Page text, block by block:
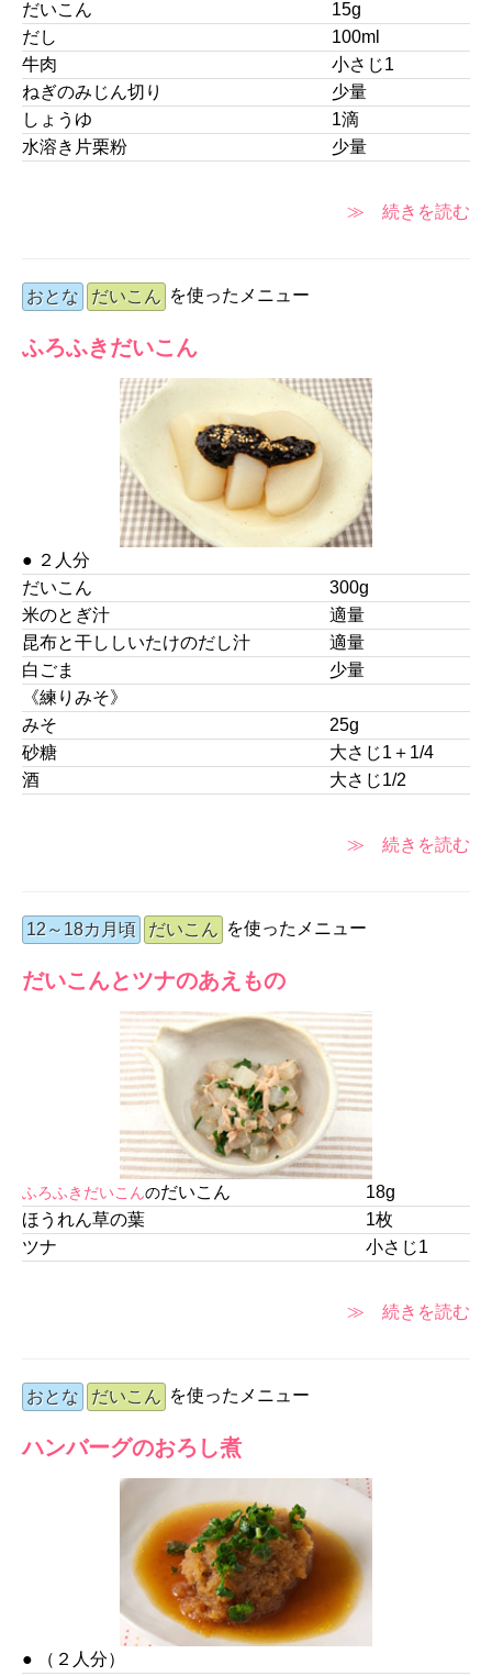
だいこん
15g
だし
100ml
牛肉
小さじ1
ねぎのみじん切り
少量
しょうゆ
1滴
水溶き片栗粉
少量
≫ 続きを読む
おとな だいこん を使ったメニュー
ふろふきだいこん
● ２人分
だいこん
300g
米のとぎ汁
適量
昆布と干ししいたけのだし汁
適量
白ごま
少量
《練りみそ》
みそ
25g
砂糖
大さじ1＋1/4
酒
大さじ1/2
≫ 続きを読む
12～18カ月頃 だいこん を使ったメニュー
だいこんとツナのあえもの
ふろふきだいこんのだいこん
18g
ほうれん草の葉
1枚
ツナ
小さじ1
≫ 続きを読む
おとな だいこん を使ったメニュー
ハンバーグのおろし煮
● （２人分）